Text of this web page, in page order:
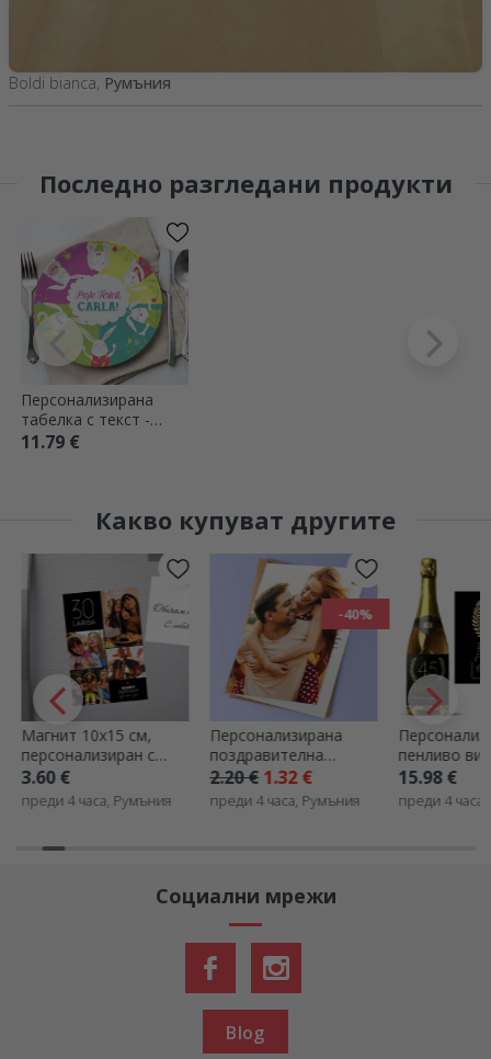
Boldi bianca, Румъния
Последно разгледани продукти
Персонализирана
табелка с текст -
Великденски зайчета
11.79 €
Какво купуват другите
Магнит 10x15 см,
персонализиран с
текст и 4 снимки -
Честит рожден ден
3.60 €
преди 4 часа, Румъния
-40%
Персонализирана
поздравителна
картичка с
фотография
2.20 €1.32 €
преди 4 часа, Румъния
пенливо
за рождени
Златно
15.98 €
преди 4
Социални мрежи
Blog